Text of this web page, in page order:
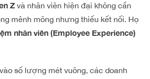
Z và nhân viên hiện đại không cần
mênh mông nhưng thiếu kết nối. Họ
nhân viên (Employee Experience)
số lượng mét vuông, các doanh